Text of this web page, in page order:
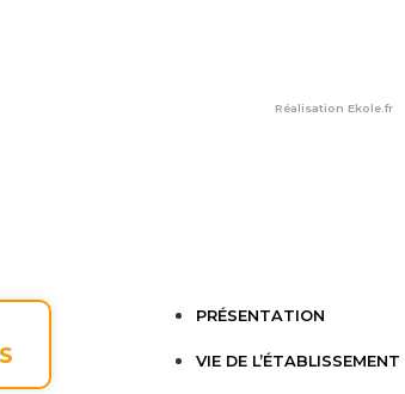
Réalisation Ekole.fr
PRÉSENTATION
VIE DE L’ÉTABLISSEMENT